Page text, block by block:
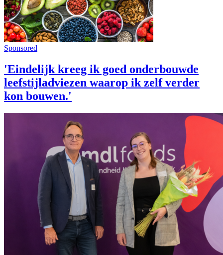
Sponsored
'Eindelijk kreeg ik goed onderbouwde
leefstijladviezen waarop ik zelf verder
kon bouwen.'